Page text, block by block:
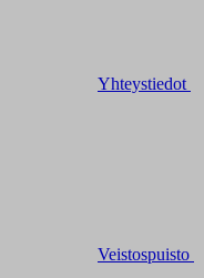
Yhteystiedot
Veistospuisto